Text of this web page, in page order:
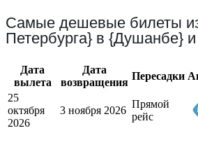
Самые дешевые билеты
Петербурга} в {Душанбе}
Дата
вылета
Дата
возвращения
Пересадки
25
октября
2026
3 ноября 2026
Прямой
рейс